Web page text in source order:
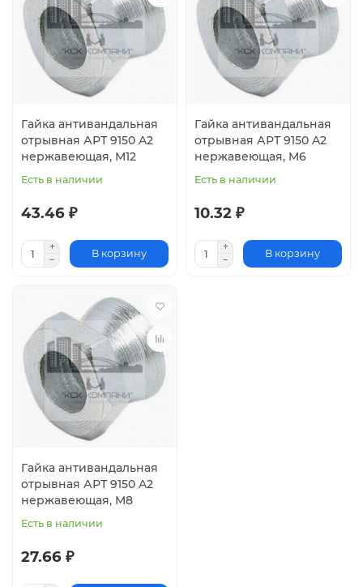
Гайка антивандальная
отрывная АРТ 9150 A2
нержавеющая, M12
Есть в наличии
43.46 ₽
В корзину
Гайка антивандальная
отрывная АРТ 9150 A2
нержавеющая, M6
Есть в наличии
10.32 ₽
В корзину
Гайка антивандальная
отрывная АРТ 9150 A2
нержавеющая, M8
Есть в наличии
27.66 ₽